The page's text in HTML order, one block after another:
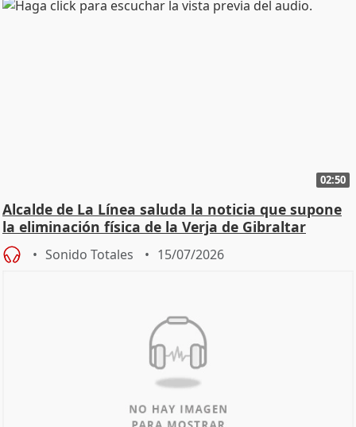
02:50
Alcalde de La Línea saluda la noticia que supone
la eliminación física de la Verja de Gibraltar
Sonido Totales 15/07/2026